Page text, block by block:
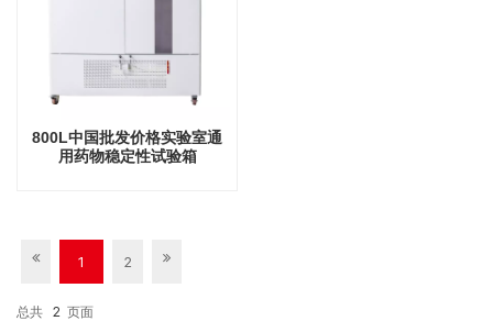
800L中国批发价格实验室通
用药物稳定性试验箱
1 2
总共 2 页面